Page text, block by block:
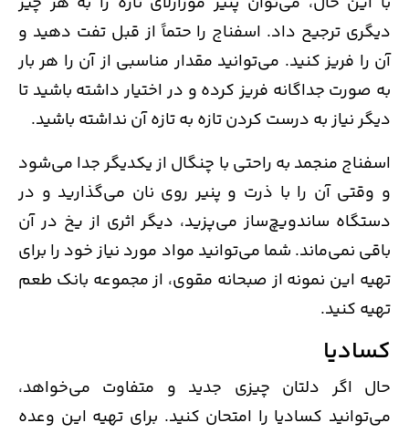
دیگری ترجیح داد. اسفناج را حتماً از قبل تفت دهید و
آن را فریز کنید. می‌توانید مقدار مناسبی از آن را هر بار
به صورت جداگانه فریز کرده و در اختیار داشته باشید تا
دیگر نیاز به درست کردن تازه به تازه آن نداشته باشید.
اسفناج منجمد به راحتی با چنگال از یکدیگر جدا می‌شود
و وقتی آن را با ذرت و پنیر روی نان می‌گذارید و در
دستگاه ساندویچ‌ساز می‌پزید، دیگر اثری از یخ در آن
باقی نمی‌ماند. شما می‌توانید مواد مورد نیاز خود را برای
تهیه این نمونه از صبحانه مقوی، از مجموعه بانک طعم
تهیه کنید.
کسادیا
حال اگر دلتان چیزی جدید و متفاوت می‌خواهد،
می‌توانید کسادیا را امتحان کنید. برای تهیه این وعده